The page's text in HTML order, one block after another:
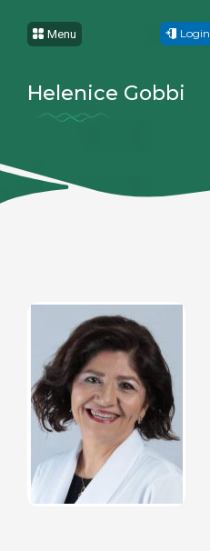
Helenice Gobbi
Menu Login